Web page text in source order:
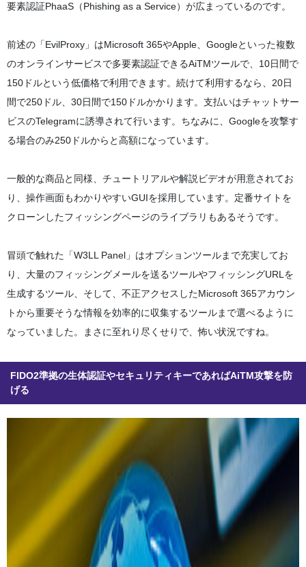
要素認証PhaaS（Phishing as a Service）が広まっているのです。
前述の「EvilProxy」はMicrosoft 365やApple、Googleといった複数
のオンラインサービスで多要素認証できるAiTMツールで、10日間で
150ドルという低価格で利用できます。続けて利用するなら、20日
間で250ドル、30日間で150ドルかかります。支払いはチャットサー
ビスのTelegramに誘導されて行います。ちなみに、Googleを攻撃す
る場合のみ250ドルからと高額になっています。
一般的な商品と同様、チュートリアルや解説ビデオが用意されてお
り、操作画面もわかりやすいGUIを採用しています。定番サイトを
クローンしたフィッシングページのライブラリもあるそうです。
冒頭で触れた「W3LL Panel」はオプションツールまで充実してお
り、大量のフィッシングメールを送るツールやフィッシングURLを
生成するツール、そして、不正アクセスしたMicrosoft 365アカウン
トから重要そうな情報を効率的に収集するツールまで選べるように
なっていました。まさに至れり尽くせりで、怖い状況ですね。
FIDO2準拠の生体認証やセキュリティキーであればAiTM攻撃を防
げる